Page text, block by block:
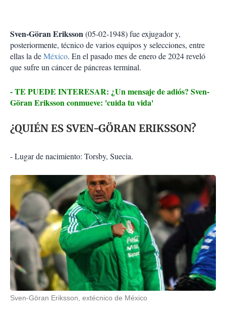
Sven-Göran Eriksson(05-02-1948) fue exjugador y,
posteriormente, técnico de varios equipos y selecciones, entre
ellas la deMéxico. En el pasado mes de enero de 2024 reveló
que sufre un cáncer de páncreas terminal.
- TE PUEDE INTERESAR: ¿Un mensaje de adiós? Sven-
Göran Eriksson conmueve: 'cuida tu vida'
¿QUIÉN ES SVEN-GÖRAN ERIKSSON?
- Lugar de nacimiento: Torsby, Suecia.
Sven-Göran Eriksson, extécnico de México